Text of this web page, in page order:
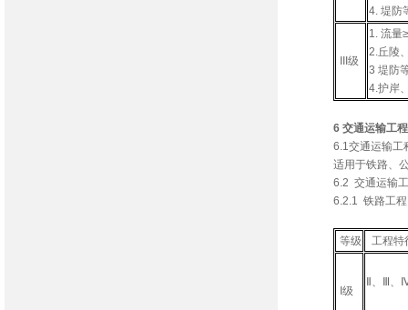
4. 堤防
III级
1. 流量
2.丘陵
3 堤防
4.护岸
6 交通运输工程
6.1交通运输工
适用于铁路、
6.2 交通运输
6.2.1 铁路工程
等级
工程特
I级
Ⅱ、Ⅲ